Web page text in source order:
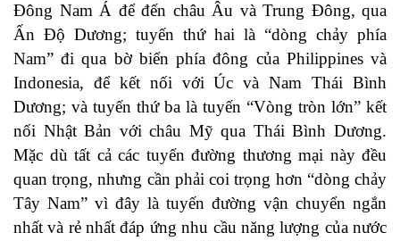
Đông Nam Á để đến châu Âu và Trung Đông, qua
Ấn Độ Dương; tuyến thứ hai là “dòng chảy phía
Nam” đi qua bờ biển phía đông của Philippines và
Indonesia, để kết nối với Úc và Nam Thái Bình
Dương; và tuyến thứ ba là tuyến “Vòng tròn lớn” kết
nối Nhật Bản với châu Mỹ qua Thái Bình Dương.
Mặc dù tất cả các tuyến đường thương mại này đều
quan trọng, nhưng cần phải coi trọng hơn “dòng chảy
Tây Nam” vì đây là tuyến đường vận chuyển ngắn
nhất và rẻ nhất đáp ứng nhu cầu năng lượng của nước